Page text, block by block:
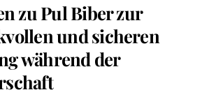
zu Pul Biber zur
und sicheren
während der